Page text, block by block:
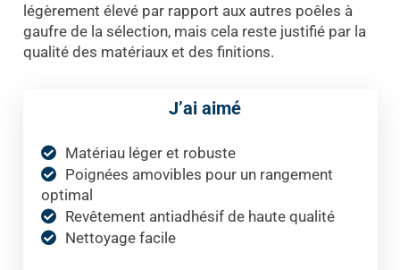
légèrement élevé par rapport aux autres poêles à
gaufre de la sélection, mais cela reste justifié par la
qualité des matériaux et des finitions.
J’ai aimé
Matériau léger et robuste
Poignées amovibles pour un rangement
optimal
Revêtement antiadhésif de haute qualité
Nettoyage facile